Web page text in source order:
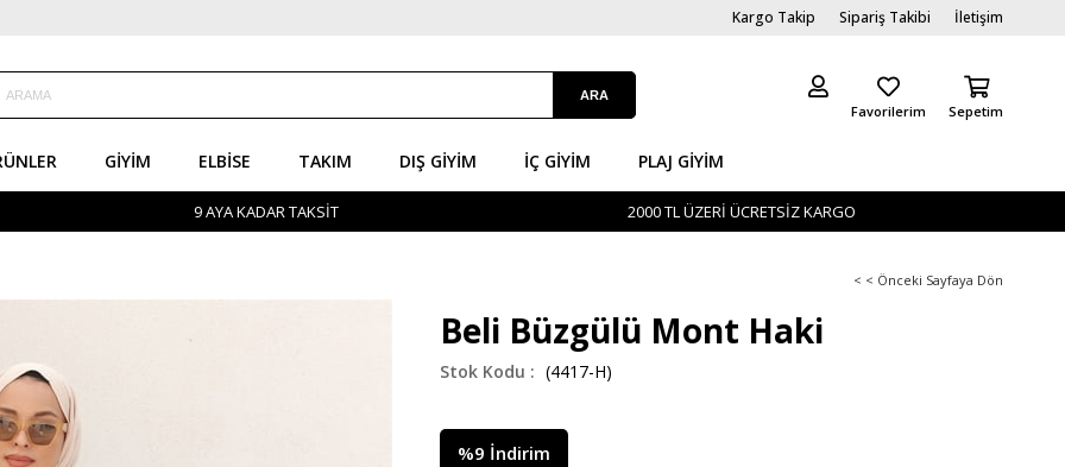
Kargo Takip Sipariş Takibi İletişim
Sepetim
Favorilerim
GIYIM ELBISE TAKIM DIŞ GIYIM İÇ GİYIM PLAJ GIYIM
9 AYA KADAR TAKSİT 2000 TL ÜZERİ ÜCRETSİZ KARGO
< < Önceki Sayfaya Dön
Beli Büzgülü Mont Haki
(4417-H)
%9 İndirim